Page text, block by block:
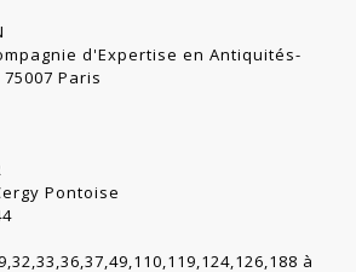
d'Expertise en Antiquités-
Paris
Pontoise
à